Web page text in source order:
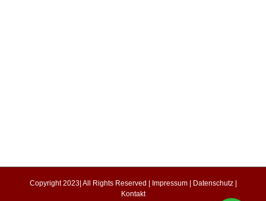
Copyright 2023| All Rights Reserved | Impressum| Datenschutz|
Kontakt